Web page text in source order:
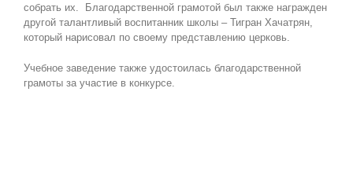
собрать их. Благодарственной грамотой был также награжден
другой талантливый воспитанник школы – Тигран Хачатрян,
который нарисовал по своему представлению церковь.
Учебное заведение также удостоилась благодарственной
грамоты за участие в конкурсе.